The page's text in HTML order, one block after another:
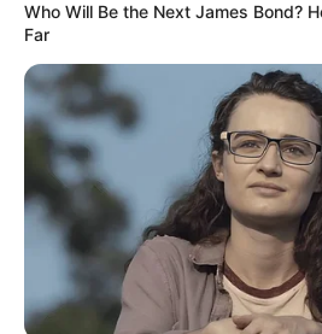
Όλο το χωριό θα τον
κηδεία του που θα τελεστεί
πρωί, στον ιερό ναό
Who Will Be the Next James Bond?
Far